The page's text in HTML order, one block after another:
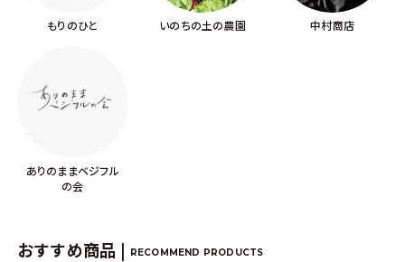
もりのひと いのちの土の農園 中村商店
ありのままベジフル
の会
おすすめ商品 | RECOMMEND PRODUCTS